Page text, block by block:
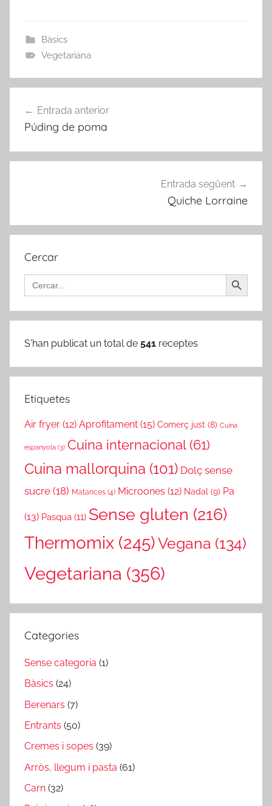
Bàsics
Vegetariana
d'entrades
Entrada anterior
Púding de poma
Entrada següent
Quiche Lorraine
Cercar
Search
for:
Search Button
S'han publicat un total de 541 receptes
Etiquetes
Air fryer (12) Aprofitament (15) Comerç just (8) Cuina
espanyola (3) Cuina internacional(61)
Cuina mallorquina (101) Dolç sense
sucre (18) Matances (4) Microones (12) Nadal (9) Pa
(13) Pasqua (11) Sense gluten (216)
Thermomix (245)Vegana (134)
Vegetariana (356)
Categories
Sense categoria (1)
Bàsics (24)
Berenars (7)
Entrants (50)
Cremes i sopes (39)
Arròs, llegum i pasta (61)
Carn (32)